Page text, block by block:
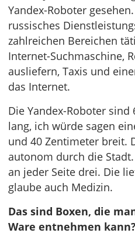
Yandex-Roboter
russisches
zahlreichen Bereichen
Internet-Suchmaschine,
ausliefern, Taxis und
das Internet.
Die Yandex-Roboter
lang, ich würde sagen
und 40 Zentimeter breit.
autonom durch die
an jeder Seite drei. Die
glaube auch Medizin.
Das sind Boxen, die
Ware entnehmen kann?